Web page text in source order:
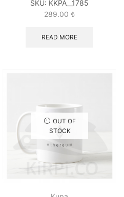
SKU: KKPA__1785
289.00 ₺
READ MORE
OUT OF
STOCK